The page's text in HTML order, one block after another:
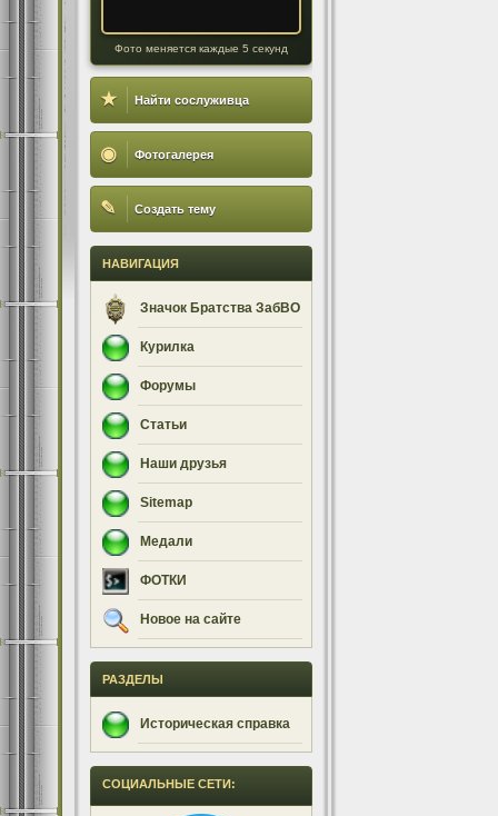
Фото меняется каждые 5 секунд
★ Найти сослуживца
◉ Фотогалерея
✎ Создать тему
НАВИГАЦИЯ
Значок Братства ЗабВО
Курилка
Форумы
Статьи
Наши друзья
Sitemap
Медали
ФОТКИ
Новое на сайте
РАЗДЕЛЫ
Историческая справка
СОЦИАЛЬНЫЕ СЕТИ: